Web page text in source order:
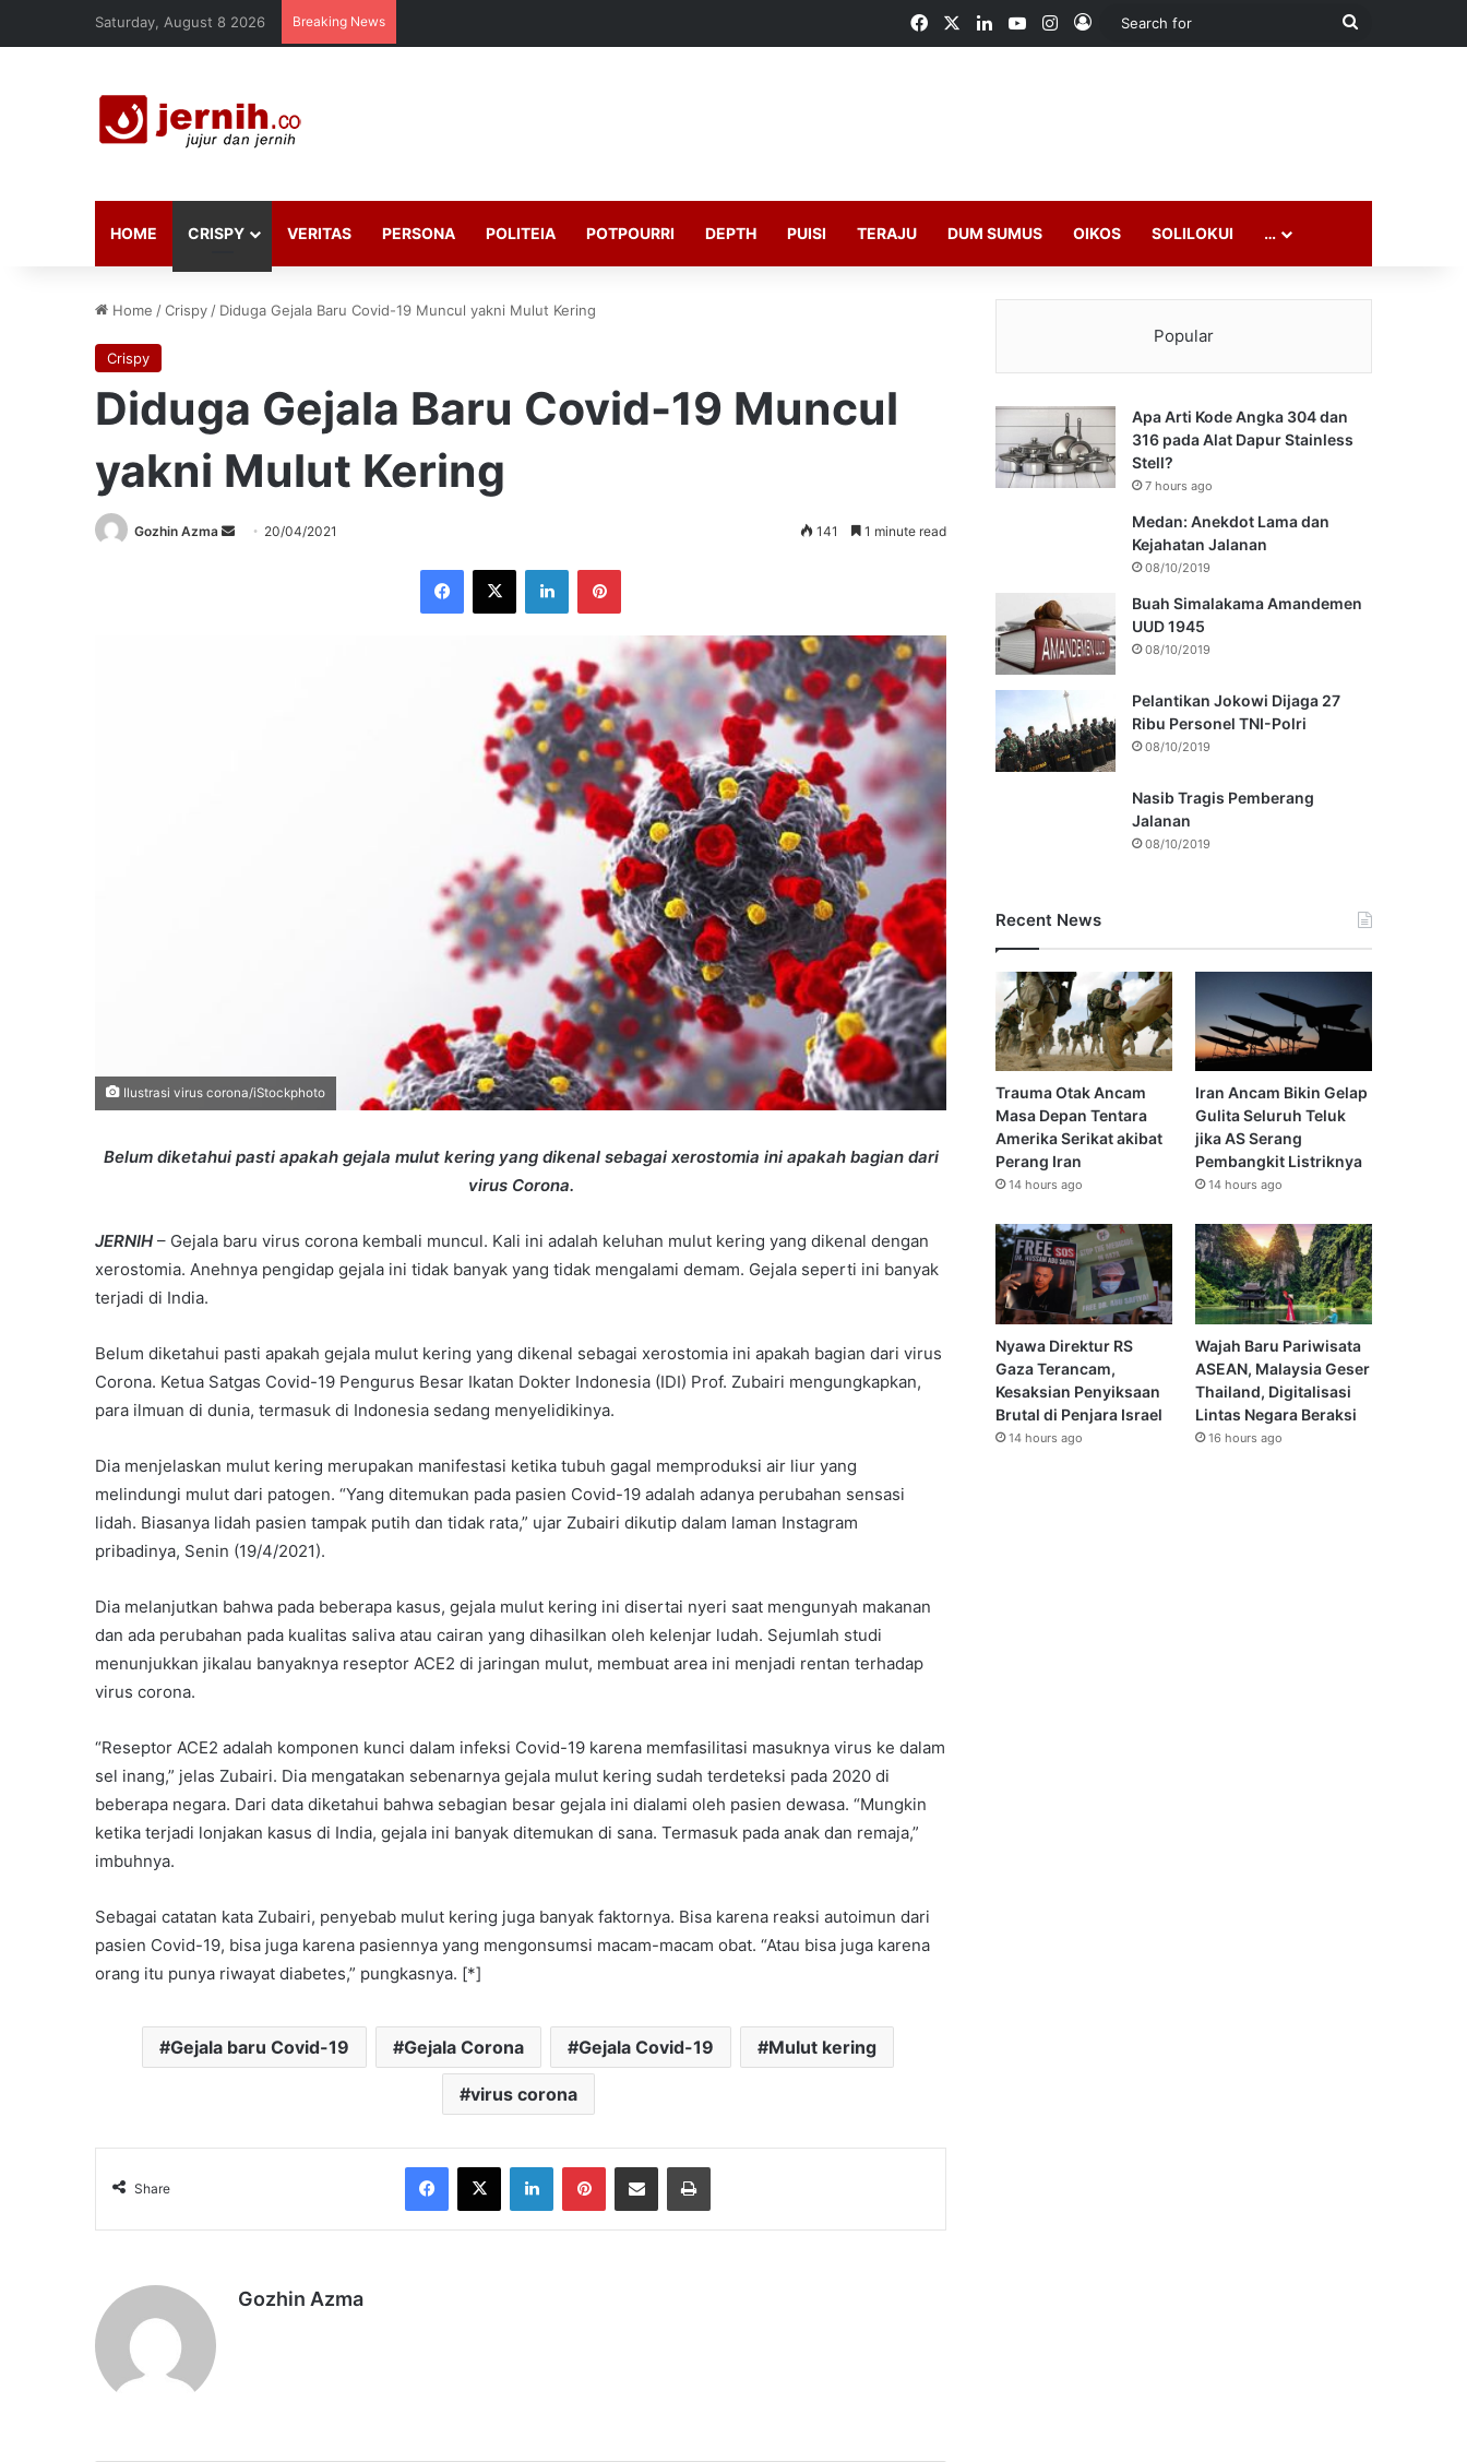
Saturday, August 8 2026 Breaking News FacebookLinkedInYouTubeInstagram
Log In
Search
HOME CRISPY VERITAS PERSONA POLITEIA POTPOURRI DEPTH PUISI TERAJU DUM SUMUS OIKOS SOLILOKUI …
Home /Crispy / Diduga Gejala Baru Covid-19 Muncul yakni Mulut Kering
Crispy
Diduga Gejala Baru Covid-19 Muncul
yakni Mulut Kering
Gozhin Azma
Send 20/04/2021 141 1 minute read
Facebook
X LinkedInPinterest
Ilustrasi virus corona/iStockphoto
Belum diketahui pasti apakah gejala mulut kering yang dikenal sebagai xerostomia ini apakah bagian dari
virus Corona.
JERNIH – Gejala baru virus corona kembali muncul. Kali ini adalah keluhan mulut kering yang dikenal dengan
xerostomia. Anehnya pengidap gejala ini tidak banyak yang tidak mengalami demam. Gejala seperti ini banyak
terjadi di India.
Belum diketahui pasti apakah gejala mulut kering yang dikenal sebagai xerostomia ini apakah bagian dari virus
Corona. Ketua Satgas Covid-19 Pengurus Besar Ikatan Dokter Indonesia (IDI) Prof. Zubairi mengungkapkan,
para ilmuan di dunia, termasuk di Indonesia sedang menyelidikinya.
Dia menjelaskan mulut kering merupakan manifestasi ketika tubuh gagal memproduksi air liur yang
melindungi mulut dari patogen. “Yang ditemukan pada pasien Covid-19 adalah adanya perubahan sensasi
lidah. Biasanya lidah pasien tampak putih dan tidak rata,” ujar Zubairi dikutip dalam laman Instagram
pribadinya, Senin (19/4/2021).
Dia melanjutkan bahwa pada beberapa kasus, gejala mulut kering ini disertai nyeri saat mengunyah makanan
dan ada perubahan pada kualitas saliva atau cairan yang dihasilkan oleh kelenjar ludah. Sejumlah studi
menunjukkan jikalau banyaknya reseptor ACE2 di jaringan mulut, membuat area ini menjadi rentan terhadap
virus corona.
“Reseptor ACE2 adalah komponen kunci dalam infeksi Covid-19 karena memfasilitasi masuknya virus ke dalam
sel inang,” jelas Zubairi. Dia mengatakan sebenarnya gejala mulut kering sudah terdeteksi pada 2020 di
beberapa negara. Dari data diketahui bahwa sebagian besar gejala ini dialami oleh pasien dewasa. “Mungkin
ketika terjadi lonjakan kasus di India, gejala ini banyak ditemukan di sana. Termasuk pada anak dan remaja,”
imbuhnya.
Sebagai catatan kata Zubairi, penyebab mulut kering juga banyak faktornya. Bisa karena reaksi autoimun dari
pasien Covid-19, bisa juga karena pasiennya yang mengonsumsi macam-macam obat. “Atau bisa juga karena
orang itu punya riwayat diabetes,” pungkasnya. [*]
Gejala baru Covid-19 Gejala Corona Gejala Covid-19 Mulut kering
virus corona
Share
Facebook
X LinkedInPinterestShare via Email Print
Gozhin Azma
Popular
Apa Arti Kode Angka 304 dan
316 pada Alat Dapur Stainless
Stell?
7 hours ago
Medan: Anekdot Lama dan
Kejahatan Jalanan
08/10/2019
Buah Simalakama Amandemen
UUD 1945
08/10/2019
Pelantikan Jokowi Dijaga 27
Ribu Personel TNI-Polri
08/10/2019
Nasib Tragis Pemberang
Jalanan
08/10/2019
Recent News
Trauma Otak Ancam
Masa Depan Tentara
Amerika Serikat akibat
Perang Iran
14 hours ago
Iran Ancam Bikin Gelap
Gulita Seluruh Teluk
jika AS Serang
Pembangkit Listriknya
14 hours ago
Nyawa Direktur RS
Gaza Terancam,
Kesaksian Penyiksaan
Brutal di Penjara Israel
14 hours ago
Wajah Baru Pariwisata
ASEAN, Malaysia Geser
Thailand, Digitalisasi
Lintas Negara Beraksi
16 hours ago